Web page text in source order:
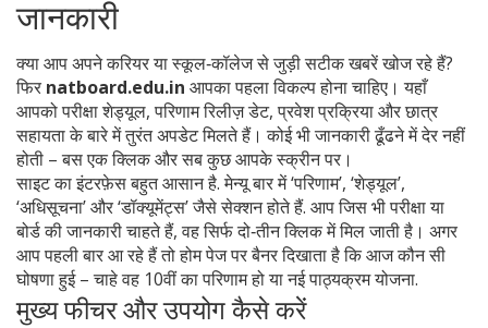
जानकारी
क्या आप अपने करियर या स्कूल‑कॉलेज से जुड़ी सटीक खबरें खोज रहे हैं?
फिर natboard.edu.in आपका पहला विकल्प होना चाहिए। यहाँ
आपको परीक्षा शेड्यूल, परिणाम रिलीज़ डेट, प्रवेश प्रक्रिया और छात्र
सहायता के बारे में तुरंत अपडेट मिलते हैं। कोई भी जानकारी ढूँढने में देर नहीं
होती – बस एक क्लिक और सब कुछ आपके स्क्रीन पर।
साइट का इंटरफ़ेस बहुत आसान है. मेन्यू बार में ‘परिणाम’, ‘शेड्यूल’,
‘अधिसूचना’ और ‘डॉक्यूमेंट्स’ जैसे सेक्शन होते हैं. आप जिस भी परीक्षा या
बोर्ड की जानकारी चाहते हैं, वह सिर्फ दो‑तीन क्लिक में मिल जाती है। अगर
आप पहली बार आ रहे हैं तो होम पेज पर बैनर दिखाता है कि आज कौन सी
घोषणा हुई – चाहे वह 10वीं का परिणाम हो या नई पाठ्यक्रम योजना.
मुख्य फीचर और उपयोग कैसे करें